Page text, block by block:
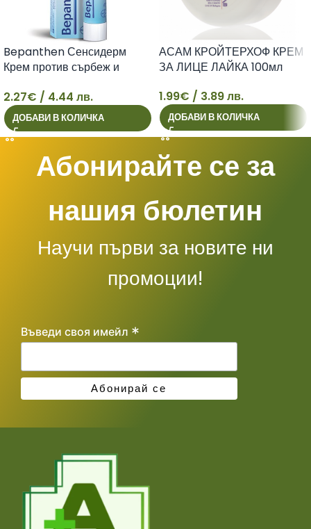
2
Bepanthen Сенсидерм
Крем против сърбеж и
2.27€ / 4.44 лв.
ДОБАВИ В КОЛИЧКА
1
АСАМ КРОЙТЕРХОФ КРЕМ
ЗА ЛИЦЕ ЛАЙКА 100мл
1.99€ / 3.89 лв.
ДОБАВИ В КОЛИЧКА
Абонирайте се за
нашия бюлетин
Научи първи за новите ни
промоции!
Въведи своя имейл *